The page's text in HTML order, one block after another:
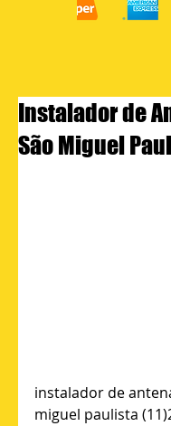
Instalador de
São Miguel
instalador de
miguel paulista